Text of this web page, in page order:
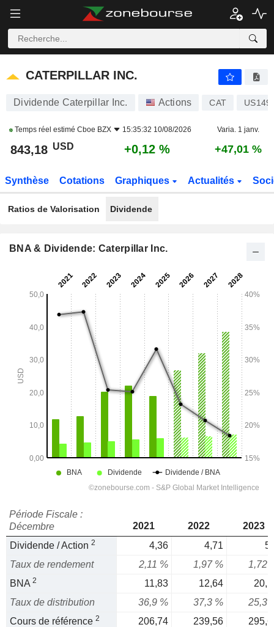
CATERPILLAR INC.
CATERPILLAR INC.
Dividende Caterpillar Inc. Actions CAT
Temps réel estimé Cboe BZX 15:35:32 10/08/2026 Varia. 1 janv.
843,18 USD +0,12 % +47,01 %
Synthèse Cotations Graphiques Actualités
Ratios de Valorisation Dividende
BNA & Dividende: Caterpillar Inc.
Période Fiscale :
Décembre
2021 2022
2023
Dividende / Action 2 4,36 4,71
Taux de rendement
2,11 % 1,97 %
1,72
BNA 2 11,83 12,64
Taux de distribution
36,9 % 37,3 %
25,3
Cours de référence 2 206,74 239,56